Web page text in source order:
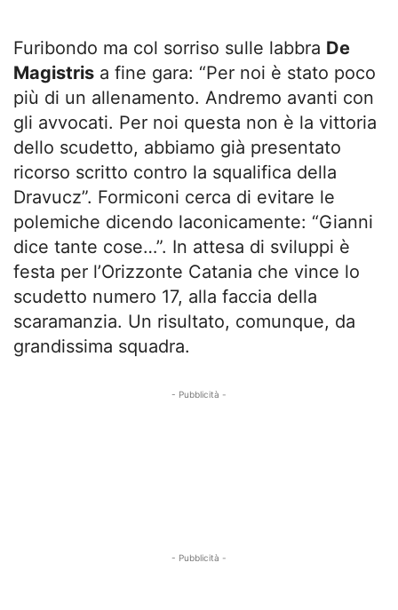
Furibondo ma col sorriso sulle labbra De
Magistris a fine gara: “Per noi è stato poco
più di un allenamento. Andremo avanti con
gli avvocati. Per noi questa non è la vittoria
dello scudetto, abbiamo già presentato
ricorso scritto contro la squalifica della
Dravucz”. Formiconi cerca di evitare le
polemiche dicendo laconicamente: “Gianni
dice tante cose…”. In attesa di sviluppi è
festa per l’Orizzonte Catania che vince lo
scudetto numero 17, alla faccia della
scaramanzia. Un risultato, comunque, da
grandissima squadra.
- Pubblicità -
- Pubblicità -